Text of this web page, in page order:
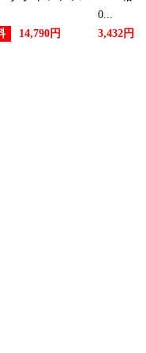
14,790円
0...
3,432円